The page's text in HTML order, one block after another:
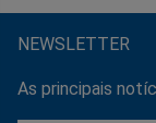
NEWSLETTER
As principais